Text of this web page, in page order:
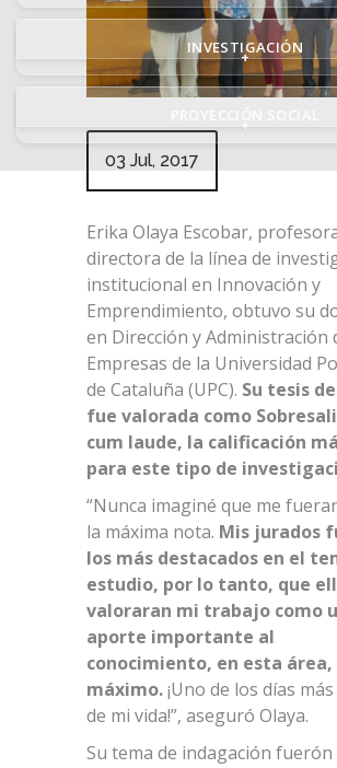
INVESTIGACIÓN
+
+
03 Jul, 2017
Erika Olaya Escobar,
directora de la línea de
institucional en Innovación y
Emprendimiento, obtuvo su
en Dirección y Administración
Empresas de la Universidad
de Cataluña (UPC). Su tesis
fue valorada como
cum laude, la calificación
para este tipo de
“Nunca imaginé que me
la máxima nota. Mis jurados
los más destacados en el
estudio, por lo tanto, que
valoraran mi trabajo como
aporte importante al
conocimiento, en esta
máximo.¡Uno de los días
de mi vida!”, aseguró Olaya.
Su tema de indagación fuerón